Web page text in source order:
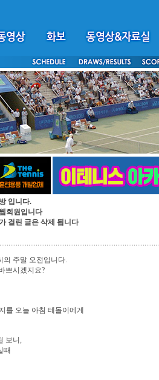
입니다.
회원입니다
걸린 글은 삭제 됩니다
의 주말 오전입니다.
쁘시겠지요?
를 오늘 아침 테돌이에게
보니,
때